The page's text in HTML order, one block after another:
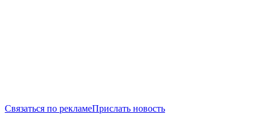
Связаться по рекламеПрислать новость